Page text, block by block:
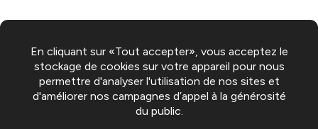
En cliquant sur «Tout accepter», vous acceptez le
stockage de cookies sur votre appareil pour nous
permettre d'analyser l'utilisation de nos sites et
d'améliorer nos campagnes d’appel à la générosité
du public.